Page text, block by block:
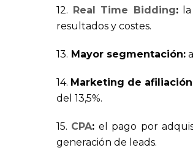
12. Real Time Bidding:la
resultados y costes.
13. Mayor segmentación:
14. Marketing de
del 13,5%.
15. CPA: el pago por
generación de leads.